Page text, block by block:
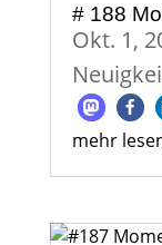
# 188
Okt. 1,
mehr